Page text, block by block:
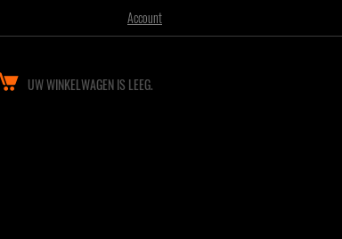
Account
UW WINKELWAGEN IS LEEG.